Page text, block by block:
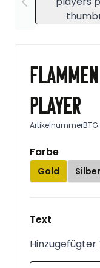
player
Artikelnummer
Farbe
Gold Silber
Text
Hinzugefügter